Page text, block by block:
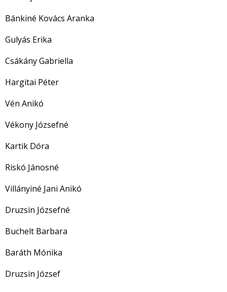
Bánkiné Kovács Aranka
Gulyás Erika
Csákány Gabriella
Hargitai Péter
Vén Anikó
Vékony Józsefné
Kartik Dóra
Riskó Jánosné
Villányiné Jani Anikó
Druzsin Józsefné
Buchelt Barbara
Baráth Mónika
Druzsin József